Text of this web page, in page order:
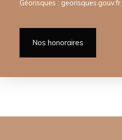
Géorisques : georisques.gouv.fr.
Nos honoraires